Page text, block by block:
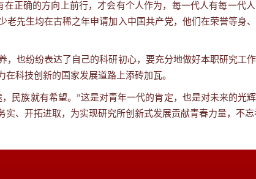
正确的方向上前行，才会有个人作为，每一代人有每一代
先生均在古稀之年申请加入中国共产党，他们在荣誉等身
也纷纷表达了自己的科研初心，要充分地做好本职研究工
科技创新的国家发展道路上添砖加瓦。
民族就有希望。 ”这是对青年一代的肯定，也是对未来的光
、开拓进取，为实现研究所创新式发展贡献青春力量，不忘